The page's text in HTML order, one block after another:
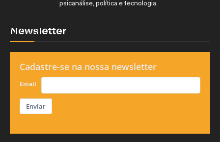
psicanálise, política e tecnologia.
Newsletter
Cadastre-se na nossa newsletter
Email
Enviar